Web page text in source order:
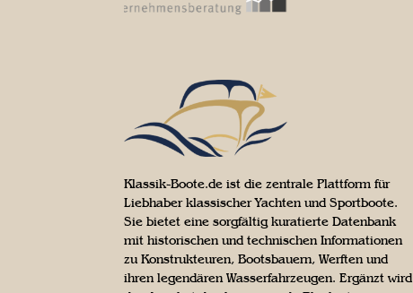
Klassik-Boote.de ist die zentrale Plattform für
Liebhaber klassischer Yachten und Sportboote.
Sie bietet eine sorgfältig kuratierte Datenbank
mit historischen und technischen Informationen
zu Konstrukteuren, Bootsbauern, Werften und
ihren legendären Wasserfahrzeugen. Ergänzt wird